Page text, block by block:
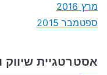
מרץ 2016
ספטמבר 2015
אסטרטגיית שיווק